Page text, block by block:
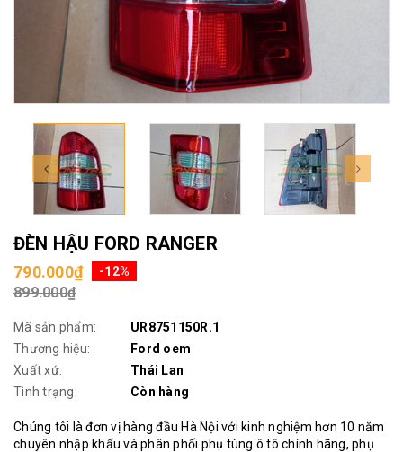
ĐÈN HẬU FORD RANGER
790.000₫ -12%
899.000₫
Mã sản phẩm:
UR8751150R.1
Thương hiệu:
Ford oem
Xuất xứ:
Thái Lan
Tình trạng:
Còn hàng
Chúng tôi là đơn vị hàng đầu Hà Nội với kinh nghiệm hơn 10 năm
chuyên nhập khẩu và phân phối phụ tùng ô tô chính hãng, phụ